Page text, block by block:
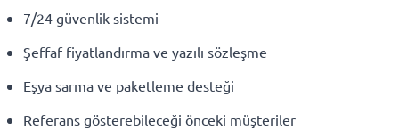
7/24 güvenlik sistemi
Şeffaf fiyatlandırma ve yazılı sözleşme
Eşya sarma ve paketleme desteği
Referans gösterebileceği önceki müşteriler